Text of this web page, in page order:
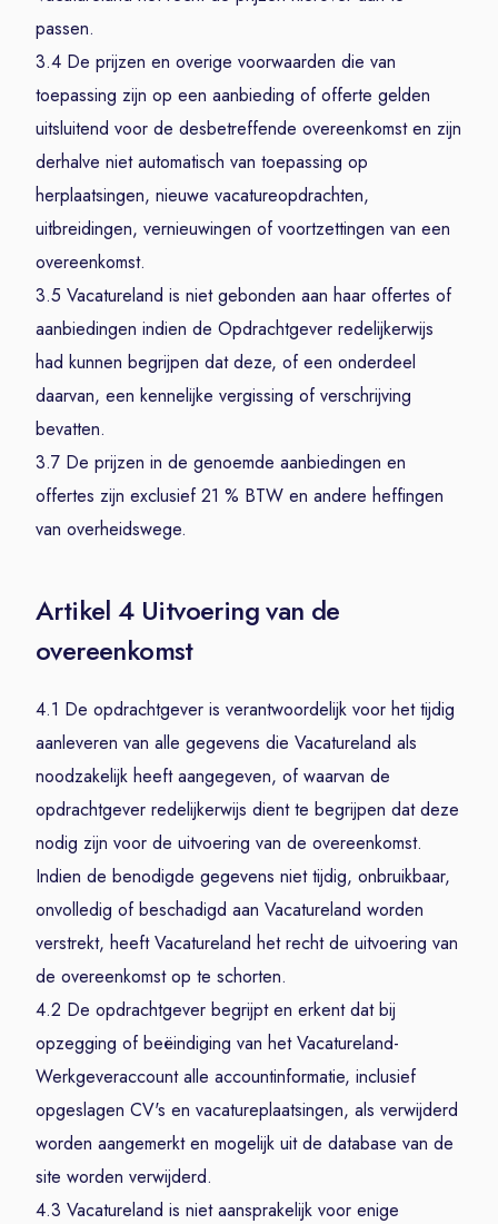
passen.
3.4 De prijzen en overige voorwaarden die van
toepassing zijn op een aanbieding of offerte gelden
uitsluitend voor de desbetreffende overeenkomst en zijn
derhalve niet automatisch van toepassing op
herplaatsingen, nieuwe vacatureopdrachten,
uitbreidingen, vernieuwingen of voortzettingen van een
overeenkomst.
3.5 Vacatureland is niet gebonden aan haar offertes of
aanbiedingen indien de Opdrachtgever redelijkerwijs
had kunnen begrijpen dat deze, of een onderdeel
daarvan, een kennelijke vergissing of verschrijving
bevatten.
3.7 De prijzen in de genoemde aanbiedingen en
offertes zijn exclusief 21 % BTW en andere heffingen
van overheidswege.
Artikel 4 Uitvoering van de
overeenkomst
4.1 De opdrachtgever is verantwoordelijk voor het tijdig
aanleveren van alle gegevens die Vacatureland als
noodzakelijk heeft aangegeven, of waarvan de
opdrachtgever redelijkerwijs dient te begrijpen dat deze
nodig zijn voor de uitvoering van de overeenkomst.
Indien de benodigde gegevens niet tijdig, onbruikbaar,
onvolledig of beschadigd aan Vacatureland worden
verstrekt, heeft Vacatureland het recht de uitvoering van
de overeenkomst op te schorten.
4.2 De opdrachtgever begrijpt en erkent dat bij
opzegging of beëindiging van het Vacatureland-
Werkgeveraccount alle accountinformatie, inclusief
opgeslagen CV's en vacatureplaatsingen, als verwijderd
worden aangemerkt en mogelijk uit de database van de
site worden verwijderd.
4.3 Vacatureland is niet aansprakelijk voor enige